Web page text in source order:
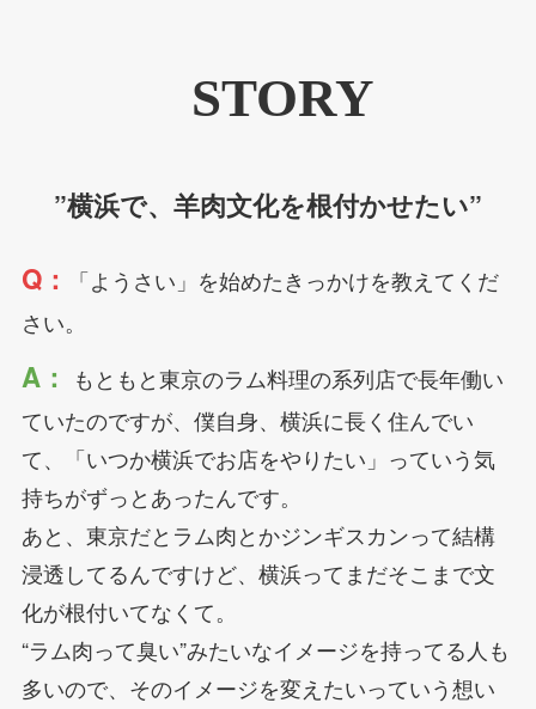
STORY
”横浜で、羊肉文化を根付かせたい”
Q：
「ようさい」を始めたきっかけを教えてくだ
さい。
A：
もともと東京のラム料理の系列店で長年働い
ていたのですが、僕自身、横浜に長く住んでい
て、「いつか横浜でお店をやりたい」っていう気
持ちがずっとあったんです。
あと、東京だとラム肉とかジンギスカンって結構
浸透してるんですけど、横浜ってまだそこまで文
化が根付いてなくて。
“ラム肉って臭い”みたいなイメージを持ってる人も
多いので、そのイメージを変えたいっていう想い